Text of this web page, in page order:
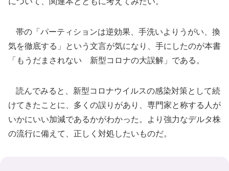
帯の「パーティションは逆効果、手洗いよりうがい、換
気を徹底する」という文言が気になり、手にしたのが本書
「もうだまされない 新型コロナの大誤解」である。
読んでみると、新型コロナウイルスの感染対策として続
けてきたことに、多くの誤りがあり、専門家と称する人が
いかにいい加減であるかがわかった。より強力なデルタ株
の流行に備えて、正しく対処したいものだ。